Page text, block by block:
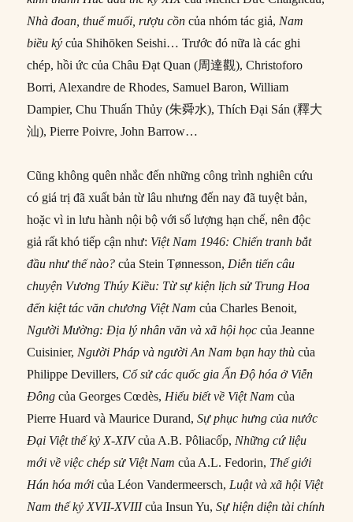
Nhà đoan, thuế muối, rượu cồncủa nhóm tác giả, Nam
biều ký của Shihōken Seishi… Trước đó nữa là các ghi
chép, hồi ức của Châu Đạt Quan (周達觀), Christoforo
Borri, Alexandre de Rhodes, Samuel Baron, William
Dampier, Chu Thuấn Thủy (朱舜水), Thích Đại Sán (釋大
汕), Pierre Poivre, John Barrow…
Cũng không quên nhắc đến những công trình nghiên cứu
có giá trị đã xuất bản từ lâu nhưng đến nay đã tuyệt bản,
hoặc vì in lưu hành nội bộ với số lượng hạn chế, nên độc
giả rất khó tiếp cận như: Việt Nam 1946: Chiến tranh bắt
đầu như thế nào? của Stein Tønnesson, Diễn tiến câu
chuyện Vương Thúy Kiều: Từ sự kiện lịch sử Trung Hoa
đến kiệt tác văn chương Việt Nam của Charles Benoit,
Người Mường:Địa lý nhân văn và xã hội họccủa Jeanne
Cuisinier, Người Pháp và người An Nam bạn hay thù của
Philippe Devillers, Cổ sử các quốc gia Ấn Độ hóa ở Viễn
Đông của Georges Cœdès, Hiểu biết về Việt Nam của
Pierre Huard và Maurice Durand,Sự phục hưng của nước
Đại Việt thế kỷ X-XIVcủa A.B. Pôliacốp, Những cứ liệu
mới về việc chép sử Việt Nam của A.L. Fedorin, Thế giới
Hán hóa mớicủa Léon Vandermeersch, Luật và xã hội Việt
Nam thế kỷ XVII-XVIIIcủa Insun Yu,Sự hiện diện tài chính